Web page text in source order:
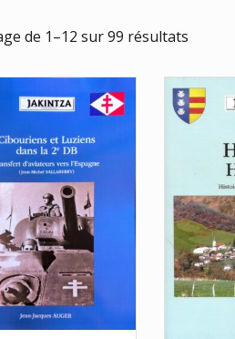
de 1–12 sur 99 résultats
plus
récent
au
ancien